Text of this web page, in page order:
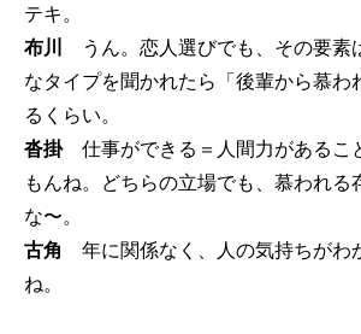
テキ。
布川
うん。恋人選びでも、その要素
なタイプを聞かれたら「後輩から慕わ
るくらい。
沓掛仕事ができる＝人間力があるこ
もんね。どちらの立場でも、慕われる
な〜。
古角
年に関係なく、人の気持ちがわ
ね。